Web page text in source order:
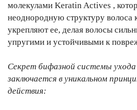
молекулами Keratin Actives ,
неоднородную структуру волоса
укрепляют ее, делая волосы
упругими и устойчивыми к
Секрет бифазной системы ухода
заключается в уникальном
действия: